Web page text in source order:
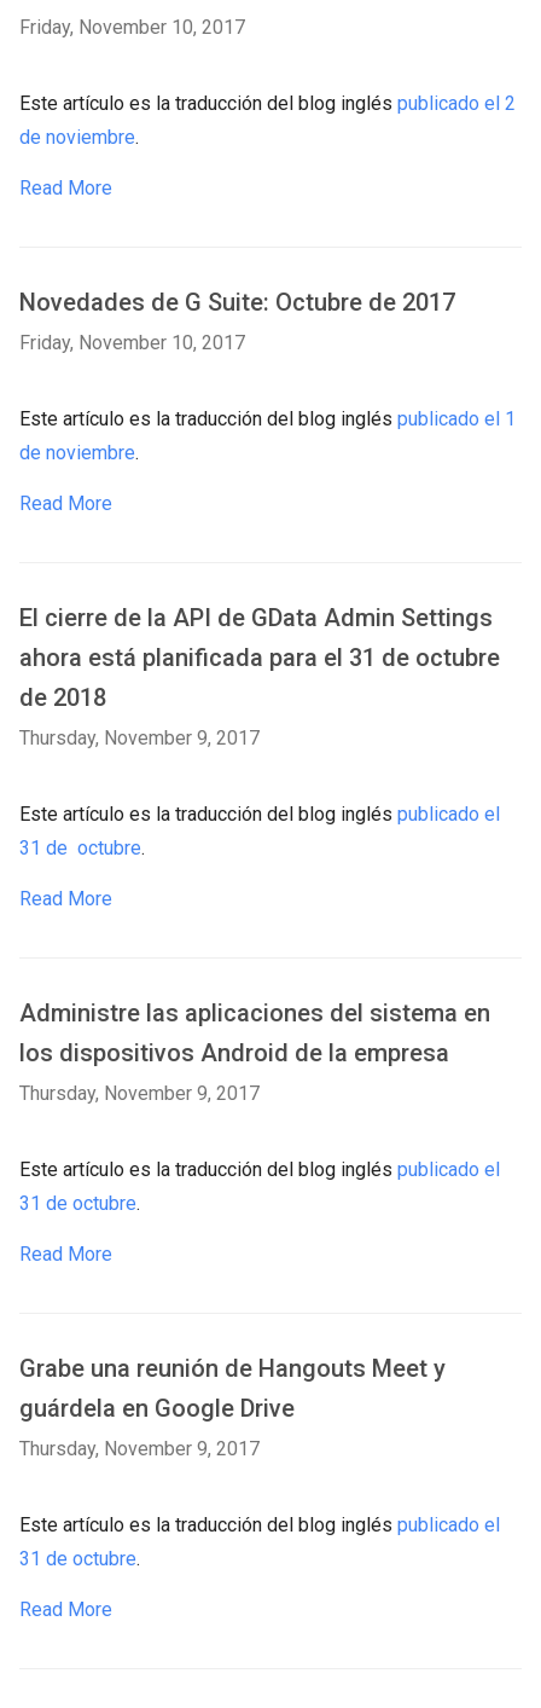
Friday, November 10, 2017
Este artículo es la traducción del blog inglés publicado el 2
de noviembre.
Read More
Novedades de G Suite: Octubre de 2017
Friday, November 10, 2017
Este artículo es la traducción del blog inglés publicado el 1
de noviembre.
Read More
El cierre de la API de GData Admin Settings
ahora está planificada para el 31 de octubre
de 2018
Thursday, November 9, 2017
Este artículo es la traducción del blog inglés publicado el
31 de octubre.
Read More
Administre las aplicaciones del sistema en
los dispositivos Android de la empresa
Thursday, November 9, 2017
Este artículo es la traducción del blog inglés publicado el
31 de octubre.
Read More
Grabe una reunión de Hangouts Meet y
guárdela en Google Drive
Thursday, November 9, 2017
Este artículo es la traducción del blog inglés publicado el
31 de octubre.
Read More